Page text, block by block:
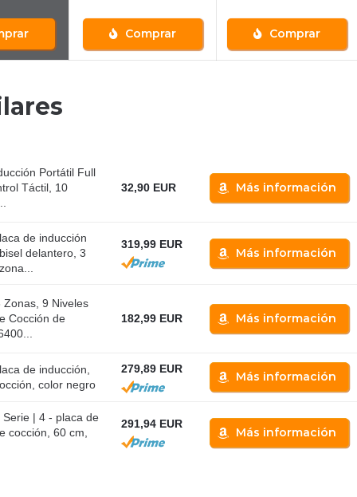
Comprar Comprar
Portátil Full
Táctil, 10
32,90 EUR Más información
de inducción
delantero, 3
319,99 EUR
Más información
9 Niveles
Cocción de
182,99 EUR Más información
de inducción,
color negro
279,89 EUR
Más información
| 4 - placa de
cocción, 60 cm,
291,94 EUR
Más información